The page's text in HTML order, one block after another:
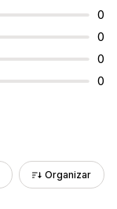
0
0
0
0
Organizar